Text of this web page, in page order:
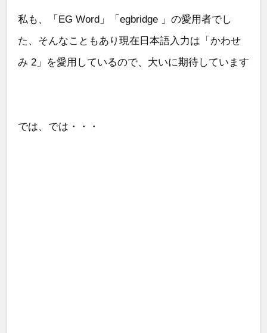
私も、「EG Word」「egbridge 」の愛用者でし
た、そんなこともあり現在日本語入力は「かわせ
み 2」を愛用しているので、大いに期待しています
では、では・・・